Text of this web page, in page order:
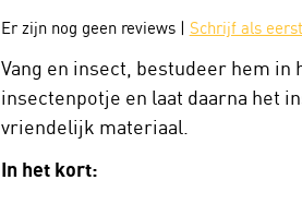
Er zijn nog geen reviews | Schrijf als
Vang en insect, bestudeer hem
insectenpotje en laat daarna het
vriendelijk materiaal.
In het kort: